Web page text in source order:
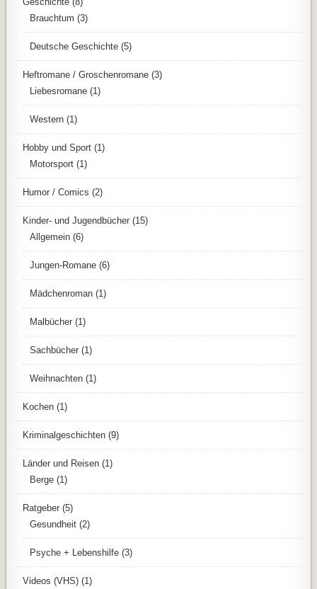
Brauchtum (3)
Deutsche Geschichte (5)
Heftromane / Groschenromane (3)
Liebesromane (1)
Western (1)
Hobby und Sport (1)
Motorsport (1)
Humor / Comics (2)
Kinder- und Jugendbücher (15)
Allgemein (6)
Jungen-Romane (6)
Mädchenroman (1)
Malbücher (1)
Sachbücher (1)
Weihnachten (1)
Kochen (1)
Kriminalgeschichten (9)
Länder und Reisen (1)
Berge (1)
Ratgeber (5)
Gesundheit (2)
Psyche + Lebenshilfe (3)
Videos (VHS) (1)